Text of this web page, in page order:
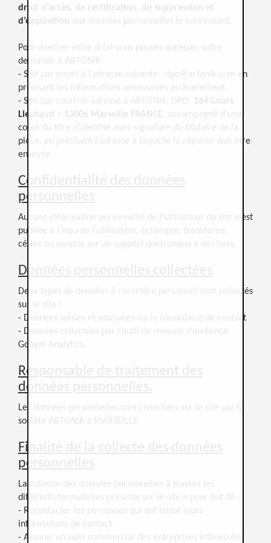
droit d’accès, de rectification, de suppression et
d’opposition
Pour exercer votre droit vous pouvez adresser votre
demande à ARTONIK:
- Soit par email à l’adresse suivante : dpo@artonik.com en
précisant les informations nécessaires au traitement.
- Soit par courrier adressé à ARTONIK, DPO,
Lieutaud – 13006 Marseille FRANCE
copie du titre d’identité avec signature du titulaire de la
pièce, en précisant l’adresse à laquelle la réponse doit être
envoyée.
Confidentialité des données
personnelles
Aucune information personnelle de l’utilisateur du site n’est
publiée à l’insu de l’utilisateur, échangée, transférée,
cédée ou vendue sur un support quelconque à des tiers.
Données personnelles collectées
Deux types de données à caractère personnel sont collectés
sur le site :
- Données saisies et envoyées via le formulaire de contact
- Données collectées par l’outil de mesure d’audience
Google Analytics.
Responsable de traitement des
données personnelles.
Les données personnelles sont collectées sur le site par la
société ARTONIK à MARSEILLE
Finalité de la collecte des données
personnelles
La collecte des données personnelles à travers les
différents formulaires présents sur le site a pour but de :
- Recontacter les personnes qui ont laissé leurs
informations de contact
- Assurer un suivi commercial des entreprises intéressées